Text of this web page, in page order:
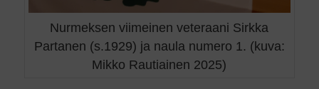
Nurmeksen viimeinen veteraani Sirkka
Partanen (s.1929) ja naula numero 1. (kuva:
Mikko Rautiainen 2025)